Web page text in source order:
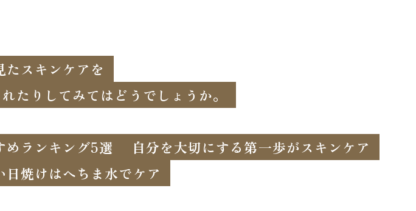
スキンケアを
たりしてみてはどうでしょうか。
ランキング5選
自分を大切にする第一歩がスキンケア
日焼けはへちま水でケア